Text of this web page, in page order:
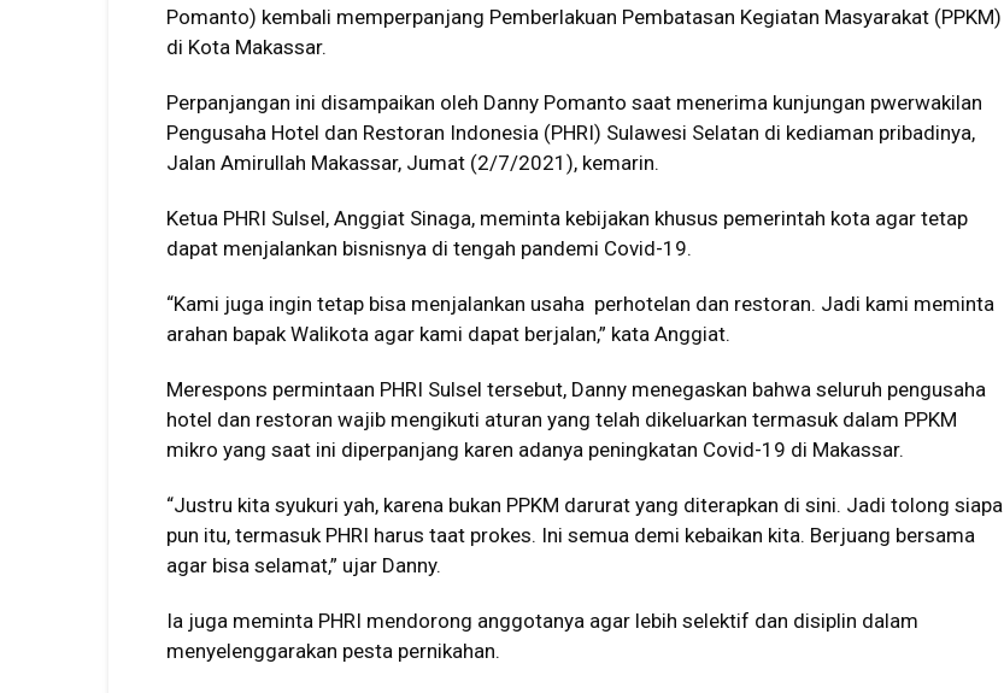
Pomanto) kembali memperpanjang Pemberlakuan Pembatasan Kegiatan Masyarakat (PPKM)
di Kota Makassar.
Perpanjangan ini disampaikan oleh Danny Pomanto saat menerima kunjungan pwerwakilan
Pengusaha Hotel dan Restoran Indonesia (PHRI) Sulawesi Selatan di kediaman pribadinya,
Jalan Amirullah Makassar, Jumat (2/7/2021), kemarin.
Ketua PHRI Sulsel, Anggiat Sinaga, meminta kebijakan khusus pemerintah kota agar tetap
dapat menjalankan bisnisnya di tengah pandemi Covid-19.
“Kami juga ingin tetap bisa menjalankan usaha perhotelan dan restoran. Jadi kami meminta
arahan bapak Walikota agar kami dapat berjalan,” kata Anggiat.
Merespons permintaan PHRI Sulsel tersebut, Danny menegaskan bahwa seluruh pengusaha
hotel dan restoran wajib mengikuti aturan yang telah dikeluarkan termasuk dalam PPKM
mikro yang saat ini diperpanjang karen adanya peningkatan Covid-19 di Makassar.
“Justru kita syukuri yah, karena bukan PPKM darurat yang diterapkan di sini. Jadi tolong siapa
pun itu, termasuk PHRI harus taat prokes. Ini semua demi kebaikan kita. Berjuang bersama
agar bisa selamat,” ujar Danny.
Ia juga meminta PHRI mendorong anggotanya agar lebih selektif dan disiplin dalam
menyelenggarakan pesta pernikahan.